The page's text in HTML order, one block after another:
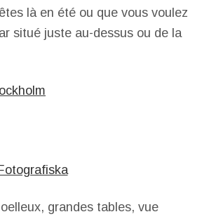
là en été ou que vous voulez
situé juste au-dessus ou de la
grandes tables, vue